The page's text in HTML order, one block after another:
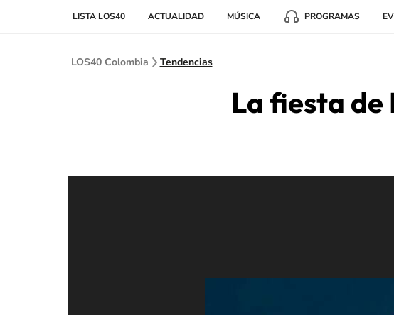
LISTA LOS40 ACTUALIDAD MÚSICA PROGRAMAS
LOS40 Colombia Tendencias
La fiesta de